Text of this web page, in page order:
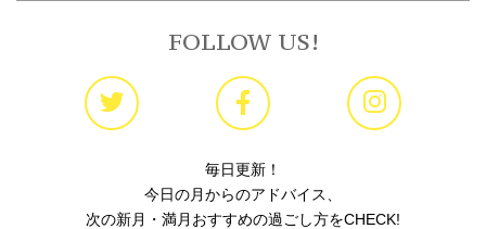
FOLLOW US!
毎日更新！
今日の月からのアドバイス、
次の新月・満月おすすめの過ごし方をCHECK!